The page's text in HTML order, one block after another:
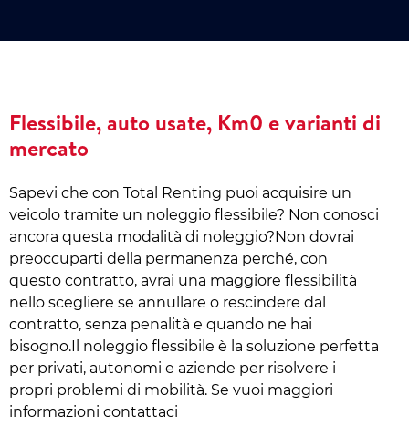
Flessibile, auto usate, Km0 e varianti di
mercato
Sapevi che con Total Renting puoi acquisire un
veicolo tramite un noleggio flessibile? Non conosci
ancora questa modalità di noleggio?Non dovrai
preoccuparti della permanenza perché, con
questo contratto, avrai una maggiore flessibilità
nello scegliere se annullare o rescindere dal
contratto, senza penalità e quando ne hai
bisogno.Il noleggio flessibile è la soluzione perfetta
per privati, autonomi e aziende per risolvere i
propri problemi di mobilità. Se vuoi maggiori
informazioni contattaci